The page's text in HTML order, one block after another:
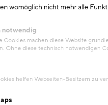
© Hanno Mackovitz
womöglich nicht mehr alle
notwendig
Cookies machen diese Website
Ohne diese technisch notwendigen
helfen Webseiten-Besitzern zu